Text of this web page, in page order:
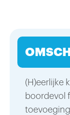
(H)eerlijke
boordevol